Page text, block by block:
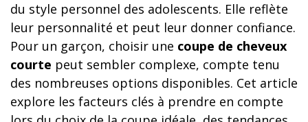
du style personnel des adolescents. Elle reflète
leur personnalité et peut leur donner confiance.
Pour un garçon, choisir une coupe de cheveux
courte peut sembler complexe, compte tenu
des nombreuses options disponibles. Cet article
explore les facteurs clés à prendre en compte